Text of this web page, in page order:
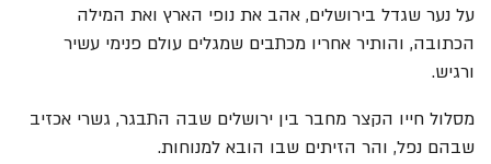
על נער שגדל בירושלים, אהב את נופי הארץ ואת המילה
הכתובה, והותיר אחריו מכתבים שמגלים עולם פנימי עשיר
ורגיש.
מסלול חייו הקצר מחבר בין ירושלים שבה התבגר, גשרי אכזיב
שבהם נפל, והר הזיתים שבו הובא למנוחות.